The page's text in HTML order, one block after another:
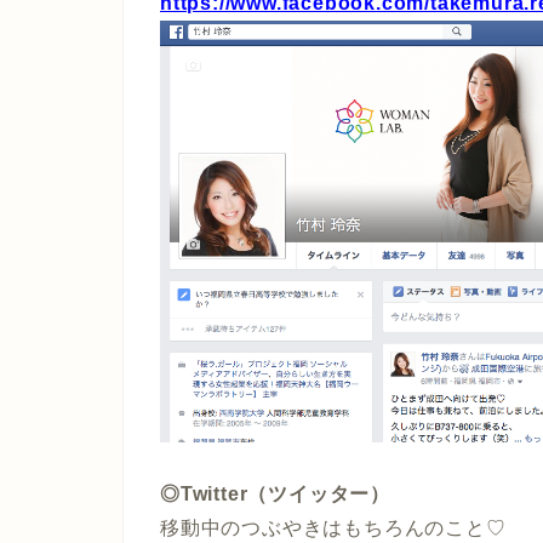
◎Twitter（ツイッター）
移動中のつぶやきはもちろんのこと♡